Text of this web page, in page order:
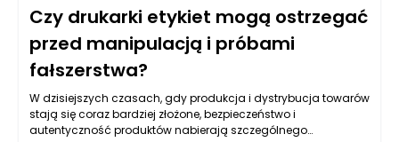
Czy drukarki etykiet mogą ostrzegać
przed manipulacją i próbami
fałszerstwa?
W dzisiejszych czasach, gdy produkcja i dystrybucja towarów
stają się coraz bardziej złożone, bezpieczeństwo i
autentyczność produktów nabierają szczególnego